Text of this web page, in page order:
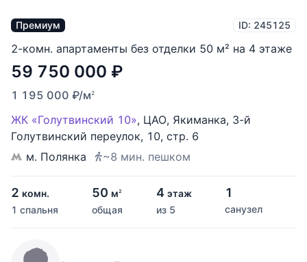
Премиум ID: 245125
2-комн. апартаменты без отделки 50 м² на 4 этаже
59 750 000 ₽
1 195 000 ₽/м2
ЖК «Голутвинский 10», ЦАО, Якиманка, 3-й
Голутвинский переулок, 10, стр. 6
м. Полянка
~8 мин. пешком
2 комн.
1 спальня
50 м2
общая
4 этаж
из 5
1
санузел